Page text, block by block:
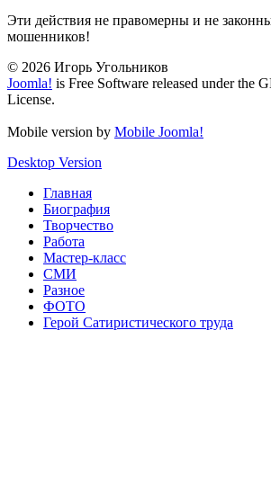
Эти действия не правомерны и не
мошенников!
© 2026 Игорь Угольников
Joomla! is Free Software released under the
License.
Mobile version by Mobile Joomla!
Desktop Version
Главная
Биография
Творчество
Работа
Мастер-класс
СМИ
Разное
ФОТО
Герой Сатиристического труда